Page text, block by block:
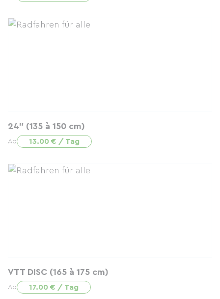
24" (135 à 150 cm)
Ab 13.00 € / Tag
VTT DISC (165 à 175 cm)
Ab 17.00 € / Tag